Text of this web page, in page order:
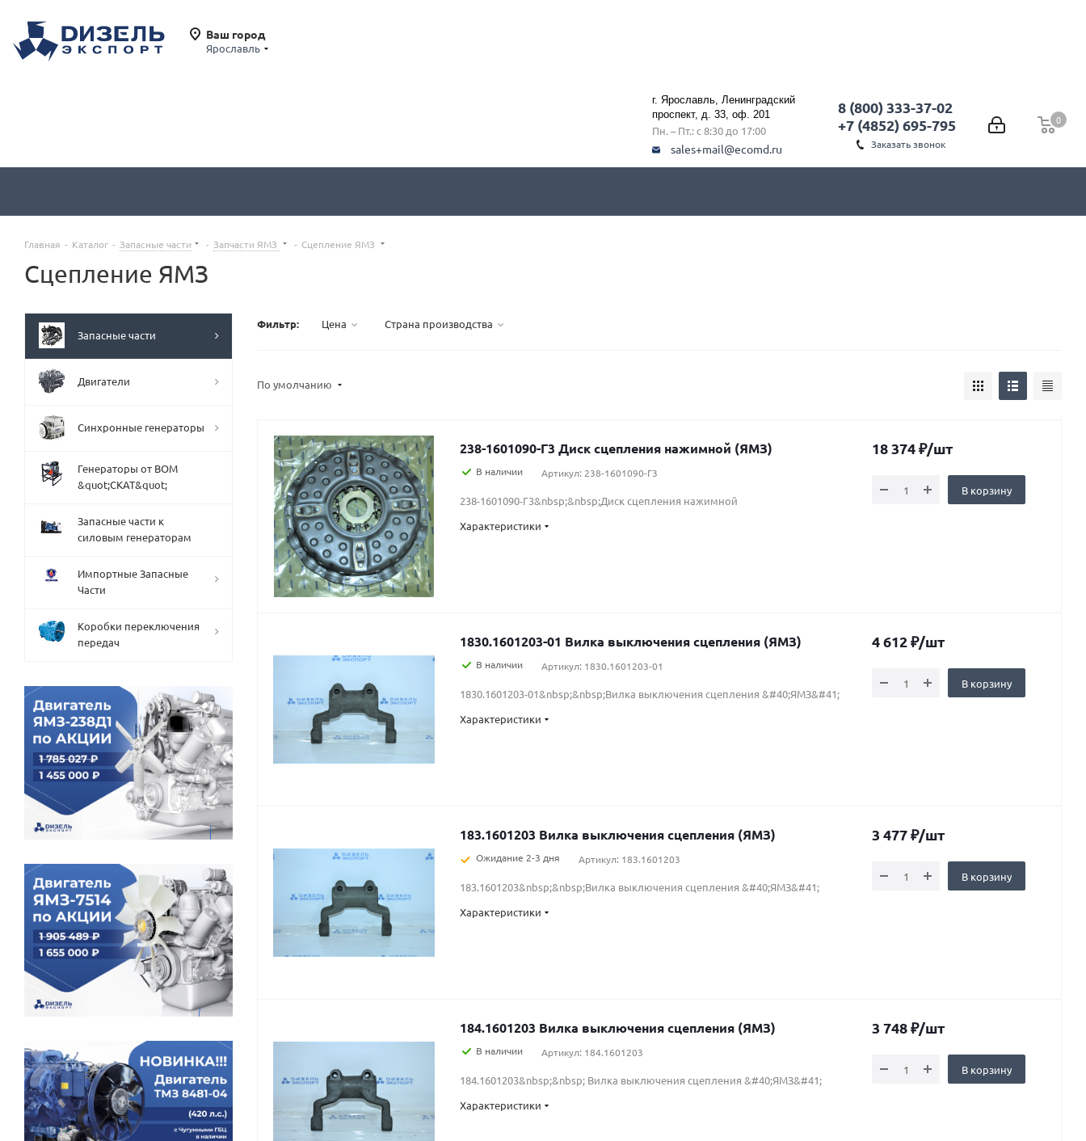
Ваш город
Ярославль
0
0
8 (800) 333-37-02
+7 (4852) 695-795
Заказать звонок
г. Ярославль, Ленинградский
проспект, д. 33, оф. 201
Пн. – Пт.: с 8:30 до 17:00
sales+mail@ecomd.ru
Главная - Каталог - Запасные части - Запчасти ЯМЗ - Сцепление ЯМЗ
Сцепление ЯМЗ
Фильтр: Цена Страна производства
По умолчанию
238-1601090-Г3 Диск сцепления нажимной (ЯМЗ)
В наличии Артикул: 238-1601090-Г3
238-1601090-Г3&nbsp;&nbsp;Диск сцепления нажимной
Характеристики
18 374₽/шт
В корзину
1830.1601203-01 Вилка выключения сцепления (ЯМЗ)
В наличии Артикул: 1830.1601203-01
1830.1601203-01&nbsp;&nbsp;Вилка выключения сцепления &#40;ЯМЗ&#41;
Характеристики
4 612₽/шт
В корзину
183.1601203 Вилка выключения сцепления (ЯМЗ)
Ожидание 2-3 дня Артикул: 183.1601203
183.1601203&nbsp;&nbsp;Вилка выключения сцепления &#40;ЯМЗ&#41;
Характеристики
3 477₽/шт
В корзину
184.1601203 Вилка выключения сцепления (ЯМЗ)
В наличии Артикул: 184.1601203
184.1601203&nbsp;&nbsp; Вилка выключения сцепления &#40;ЯМЗ&#41;
Характеристики
3 748₽/шт
В корзину
Запасные части
Двигатели
Синхронные генераторы
Генераторы от ВОМ
&quot;СКАТ&quot;
Запасные части к
силовым генераторам
Импортные Запасные
Части
Коробки переключения
передач